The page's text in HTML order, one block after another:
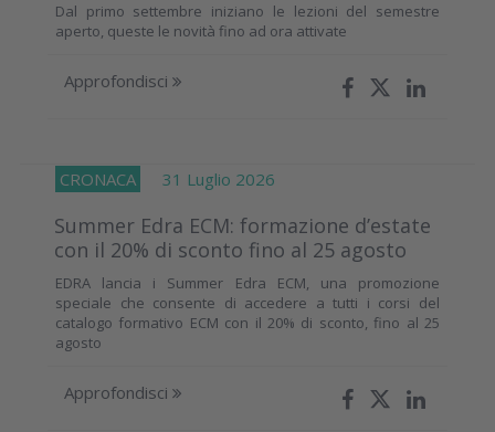
Dal primo settembre iniziano le lezioni del semestre
aperto, queste le novità fino ad ora attivate
Approfondisci
CRONACA 31 Luglio 2026
Summer Edra ECM: formazione d’estate
con il 20% di sconto fino al 25 agosto
EDRA lancia i Summer Edra ECM, una promozione
speciale che consente di accedere a tutti i corsi del
catalogo formativo ECM con il 20% di sconto, fino al 25
agosto
Approfondisci